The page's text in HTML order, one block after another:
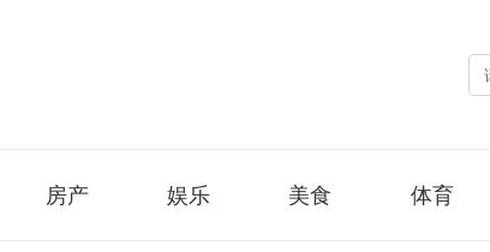
房产 娱乐 美食 体育